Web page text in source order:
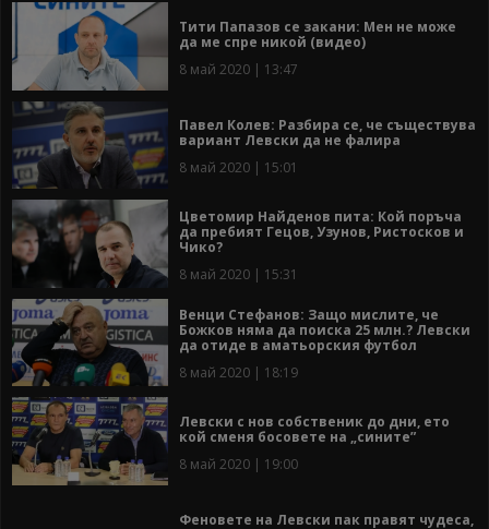
Тити Папазов се закани: Мен не може
да ме спре никой (видео)
8 май 2020 | 13:47
Павел Колев: Разбира се, че съществува
вариант Левски да не фалира
8 май 2020 | 15:01
Цветомир Найденов пита: Кой поръча
да пребият Гецов, Узунов, Ристосков и
Чико?
8 май 2020 | 15:31
Венци Стефанов: Защо мислите, че
Божков няма да поиска 25 млн.? Левски
да отиде в аматьорския футбол
8 май 2020 | 18:19
Левски с нов собственик до дни, ето
кой сменя босовете на „сините”
8 май 2020 | 19:00
Феновете на Левски пак правят чудеса,